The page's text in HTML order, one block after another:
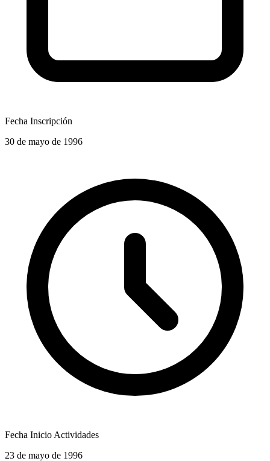
Fecha Inscripción
30 de mayo de 1996
Fecha Inicio Actividades
23 de mayo de 1996